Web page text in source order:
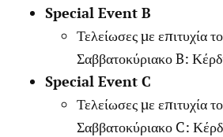
Special Event B
Τελείωσες με επιτυχία
Σαββατοκύριακο B:
Special Event C
Τελείωσες με επιτυχία
Σαββατοκύριακο C: